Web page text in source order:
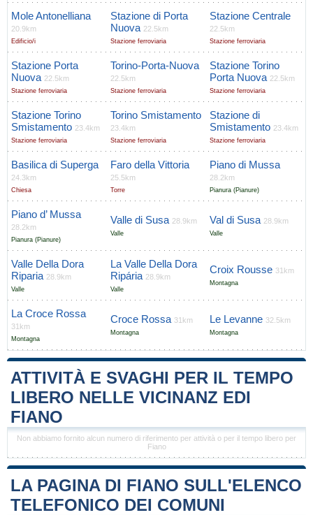
Mole Antonelliana
20.9km
Edificio/i
Stazione di Porta
Nuova 22.5km
Stazione ferroviaria
Stazione Centrale
22.5km
Stazione ferroviaria
Stazione Porta
Nuova 22.5km
Stazione ferroviaria
Torino-Porta-Nuova
22.5km
Stazione ferroviaria
Stazione Torino
Porta Nuova 22.5km
Stazione ferroviaria
Stazione Torino
Smistamento 23.4km
Stazione ferroviaria
Torino Smistamento
23.4km
Stazione ferroviaria
Stazione di
Smistamento 23.4km
Stazione ferroviaria
Basilica di Superga
24.3km
Chiesa
Faro della Vittoria
25.5km
Torre
Piano di Mussa
28.2km
Pianura (Pianure)
Piano d’ Mussa
28.2km
Pianura (Pianure)
Valle di Susa 28.9km
Valle
Val di Susa 28.9km
Valle
Valle Della Dora
Riparia 28.9km
Valle
La Valle Della Dora
Ripária 28.9km
Valle
Croix Rousse 31km
Montagna
La Croce Rossa
31km
Montagna
Croce Rossa 31km
Montagna
Le Levanne 32.5km
Montagna
ATTIVITÀ E SVAGHI PER IL TEMPO
LIBERO NELLE VICINANZ EDI
FIANO
Non abbiamo fornito alcun numero di riferimento per attività o per il tempo libero per
Fiano
LA PAGINA DI FIANO SULL'ELENCO
TELEFONICO DEI COMUNI